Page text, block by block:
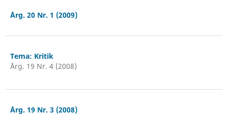
Årg. 20 Nr. 1 (2009)
Tema: Kritik
Årg. 19 Nr. 4 (2008)
Årg. 19 Nr. 3 (2008)